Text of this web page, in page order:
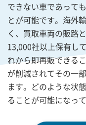
できない車であって
とが可能です。海外
く、買取車両の販路
13,000社以上保有し
れから即再販できる
が削減されてその一
ます。どのような状
ることが可能になって